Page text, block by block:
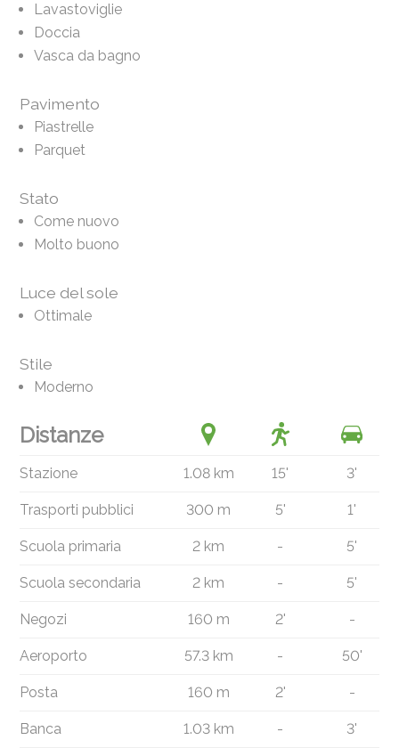
Lavastoviglie
Doccia
Vasca da bagno
Pavimento
Piastrelle
Parquet
Stato
Come nuovo
Molto buono
Luce del sole
Ottimale
Stile
Moderno
Distanze
Stazione 1.08 km 15' 3'
Trasporti pubblici 300 m 5' 1'
Scuola primaria 2 km - 5'
Scuola secondaria 2 km - 5'
Negozi 160 m 2' -
Aeroporto 57.3 km - 50'
Posta 160 m 2' -
Banca 1.03 km - 3'